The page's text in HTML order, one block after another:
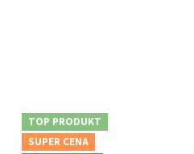
TOP PRODUKT
SUPER CENA